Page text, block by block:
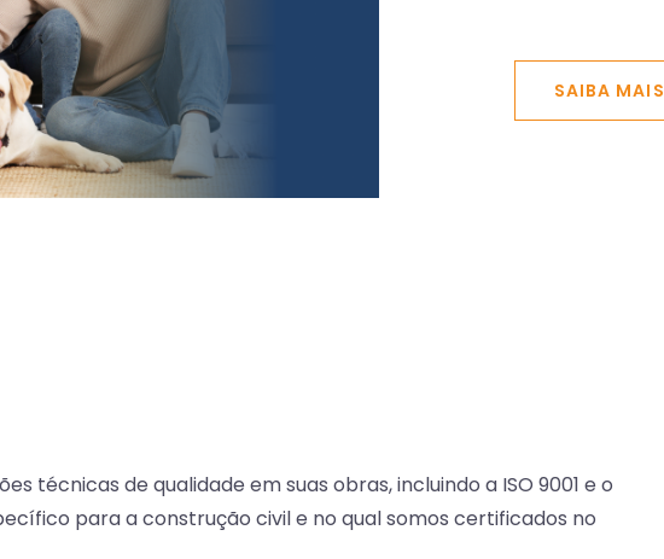
SAIBA MAIS
técnicas de qualidade em suas obras, incluindo a ISO 9001 e o
para a construção civil e no qual somos certificados no